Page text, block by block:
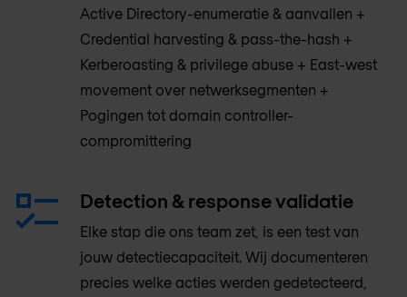
Active Directory-enumeratie & aanvallen +
Credential harvesting & pass-the-hash +
Kerberoasting & privilege abuse + East-west
movement over netwerksegmenten +
Pogingen tot domain controller-
compromittering
Detection & response validatie
Elke stap die ons team zet, is een test van
jouw detectiecapaciteit. Wij documenteren
precies welke acties werden gedetecteerd,